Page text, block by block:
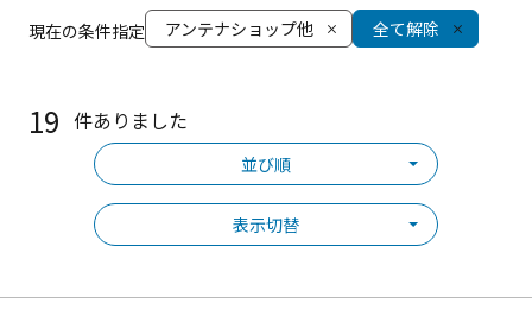
現在の条件指定 アンテナショップ他 全て解除
19 件ありました
並び順
表示切替